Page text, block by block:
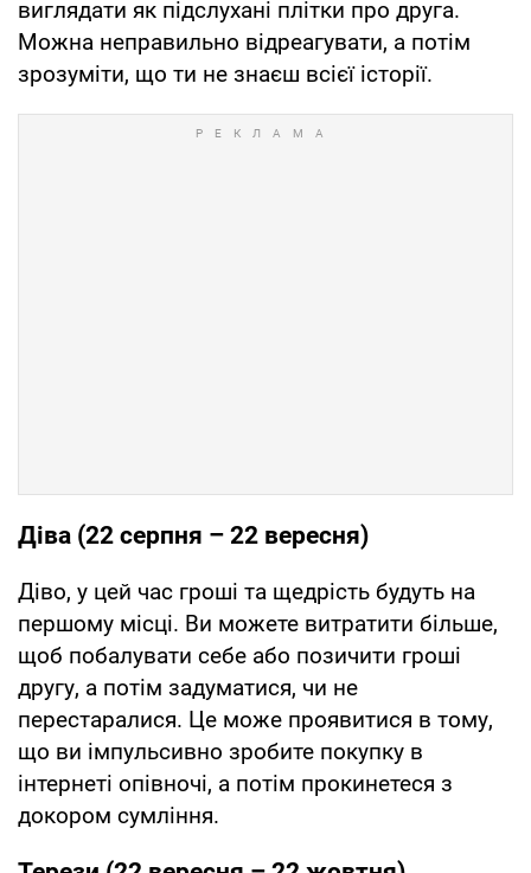
виглядати як підслухані плітки про друга.
Можна неправильно відреагувати, а потім
зрозуміти, що ти не знаєш всієї історії.
Діва (22 серпня – 22 вересня)
Діво, у цей час гроші та щедрість будуть на
першому місці. Ви можете витратити більше,
щоб побалувати себе або позичити гроші
другу, а потім задуматися, чи не
перестаралися. Це може проявитися в тому,
що ви імпульсивно зробите покупку в
інтернеті опівночі, а потім прокинетеся з
докором сумління.